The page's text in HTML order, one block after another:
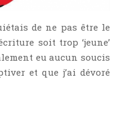
de ne pas être le
soit trop ‘jeune’
eu aucun soucis
et que j’ai dévoré